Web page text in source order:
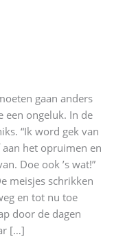
gaan anders
een ongeluk. In de
“Ik word gek van
het opruimen en
Doe ook ’s wat!”
meisjes schrikken
en tot nu toe
door de dagen
[…]